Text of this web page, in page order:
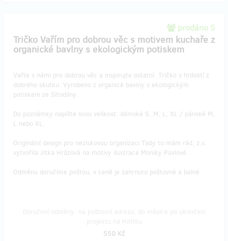
prodáno 5
Tričko Vařím pro dobrou věc s motivem kuchaře z
organické bavlny s ekologickým potiskem
Vařte s námi pro dobrou věc a inspirujte ostatní. Tričko s hrdostí z
dobrého skutku. Vyrobeno z organicé bavlny s ekologickým
potiskem ze Sítodilny.
Do poznámky napište svou velikost: dámské S, M, L, XL / pánské M,
L nebo XL.
Originální design pro neziskovou organizaci Tady to mám rád, z.s.
vytvořila Jitka Hrůzová na motivy ilustrace Moniky Pavlové.
Odměnu doručíme poštou, v ceně je zahrnuto poštovné a balné.
550 Kč